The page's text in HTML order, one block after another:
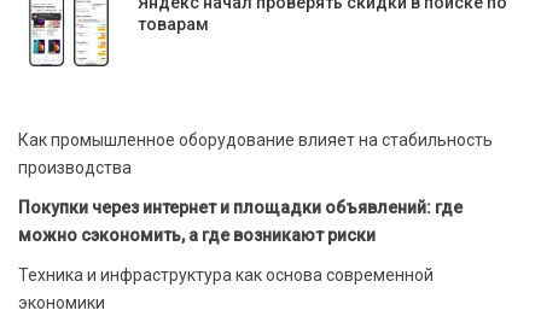
товарам
Как промышленное оборудование влияет на стабильность
производства
Покупки через интернет и площадки объявлений: где
можно сэкономить, а где возникают риски
Техника и инфраструктура как основа современной
экономики